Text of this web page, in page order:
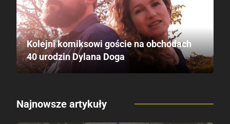
Kolejni komiksowi goście na obchodach
40 urodzin Dylana Doga
Najnowsze artykuły